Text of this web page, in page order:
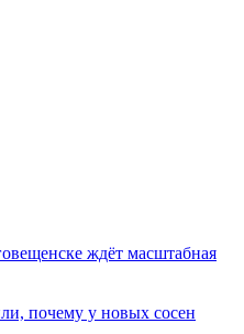
ждёт масштабная
почему у новых сосен